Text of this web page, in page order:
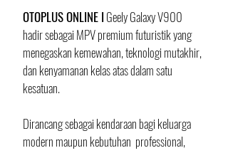
OTOPLUS ONLINE I Geely Galaxy V900
hadir sebagai MPV premium futuristik yang
menegaskan kemewahan, teknologi mutakhir,
dan kenyamanan kelas atas dalam satu
kesatuan.
Dirancang sebagai kendaraan bagi keluarga
modern maupun kebutuhan  professional,